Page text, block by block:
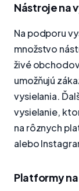
Nástroje na
Na podporu
množstvo
živé
umožňujú
vysielania.
vysielanie,
na rôznych
alebo
Platformy